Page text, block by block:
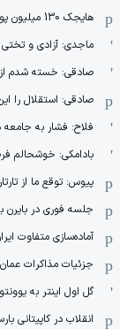
هایجک 130 میلیون پوندی آرسنال به لیورپول!
ماجدی: آزادی و
صادقی: خسته شدم
صادقی: استقلال را
فلاح: فشار به جامعه
بادامکی: خوشحالم
پیوس: توقع ما از
جلسه فوری در بایرن
آماده‌سازی متفاوت
جزئیات مذاکرات
گل اول اینتر به
انقلاب در کاپیتانی